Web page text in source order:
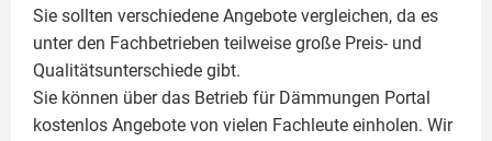
Sie sollten verschiedene Angebote vergleichen, da es
unter den Fachbetrieben teilweise große Preis- und
Qualitätsunterschiede gibt.
Sie können über das Betrieb für Dämmungen Portal
kostenlos Angebote von vielen Fachleute einholen. Wir